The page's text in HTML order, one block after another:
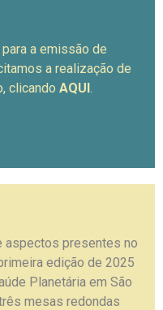
a emissão de
a realização de
clicando AQUI.
aspectos presentes no
edição de 2025
Planetária em São
mesas redondas